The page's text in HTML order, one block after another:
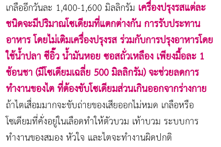
เกลืออีกวันละ 1,400-1,600 มิลลิกรัม เครื่องปรุงรสแต่ละ
ชนิดจะมีปริมาณโซเดียมที่แตกต่างกัน การรับประทาน
อาหาร โดยไม่เติมเครื่องปรุงรส ร่วมกับการปรุงอาหารโดย
ใช้น้ำปลา ซีอิ๊ว น้ำมันหอย ซอสถั่วเหลือง เพียงมื้อละ 1
ช้อนชา (มีโซเดียมเฉลี่ย 500 มิลลิกรัม) จะช่วยลดการ
ทำงานของไต ที่ต้องขับโซเดียมส่วนเกินออกจากร่างกาย
ถ้าไตเสื่อมมากจะขับถ่ายของเสียออกไม่หมด เกลือหรือ
โซเดียมที่คั่งอยู่ในเลือดทำให้ตัวบวม เท้าบวม ระบบการ
ทำงานของสมอง หัวใจ และไตจะทำงานผิดปกติ